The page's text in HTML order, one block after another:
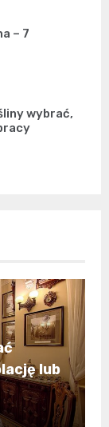
– 7
wybrać,
lub